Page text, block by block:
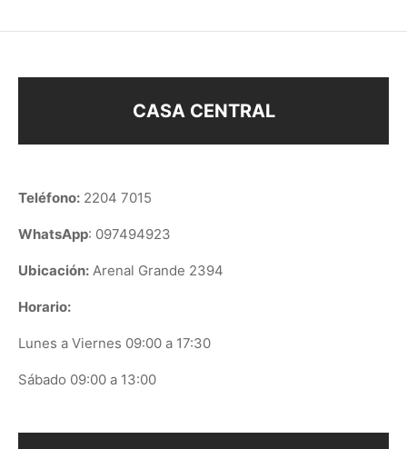
CASA CENTRAL
Teléfono: 2204 7015
WhatsApp: 097494923
Ubicación: Arenal Grande 2394
Horario:
Lunes a Viernes 09:00 a 17:30
Sábado 09:00 a 13:00